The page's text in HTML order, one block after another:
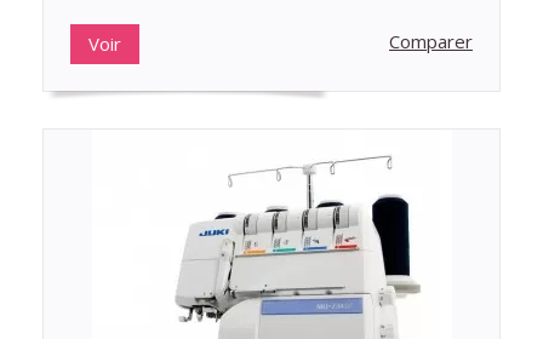
Voir Comparer